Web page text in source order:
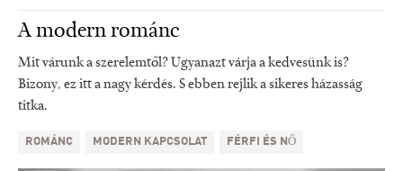
A modern románc
Mit várunk a szerelemtől? Ugyanazt várja a kedvesünk is?
Bizony, ez itt a nagy kérdés. S ebben rejlik a sikeres házasság
titka.
ROMÁNC MODERN KAPCSOLAT FÉRFI ÉS NŐ